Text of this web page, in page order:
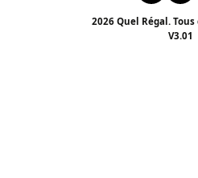
2026 Quel Régal.
V3.01